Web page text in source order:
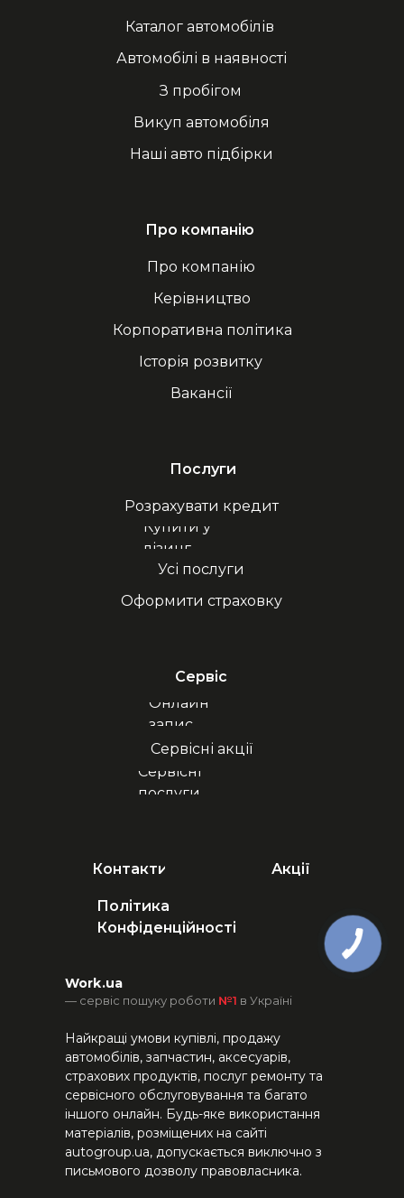
Найкращі умови купівлі, продажу
автомобілів, запчастин, аксесуарів,
страхових продуктів, послуг ремонту та
сервісного обслуговування та багато
іншого онлайн. Будь-яке використання
матеріалів, розміщених на сайті
autogroup.ua, допускається виключно з
письмового дозволу правовласника.
Акції
Контакти
Каталог автомобілів
З пробігом
Автомобілі в наявності
Викуп автомобіля
Наші авто підбірки
Онлайн
запис
Сервісні
послуги
Сервісні акції
Сервіс
Про компанію
Корпоративна політика
Керівництво
Історія розвитку
Вакансії
Про компанію
Купити у
лізинг
Оформити страховку
Усі послуги
Послуги
Розрахувати кредит
Політика
Конфіденційності
Work.ua
— сервіс пошуку роботи №1 в Україні